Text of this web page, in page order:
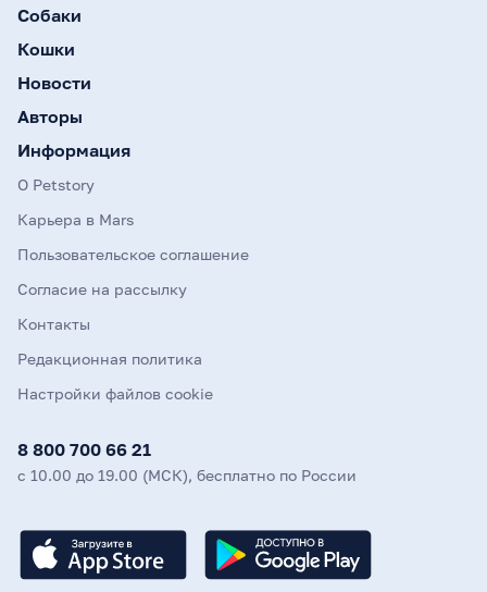
Собаки
Кошки
Новости
Авторы
Информация
О Petstory
Карьера в Mars
Пользовательское соглашение
Согласие на рассылку
Контакты
Редакционная политика
Настройки файлов cookie
8 800 700 66 21
с 10.00 до 19.00 (МСК), бесплатно по России